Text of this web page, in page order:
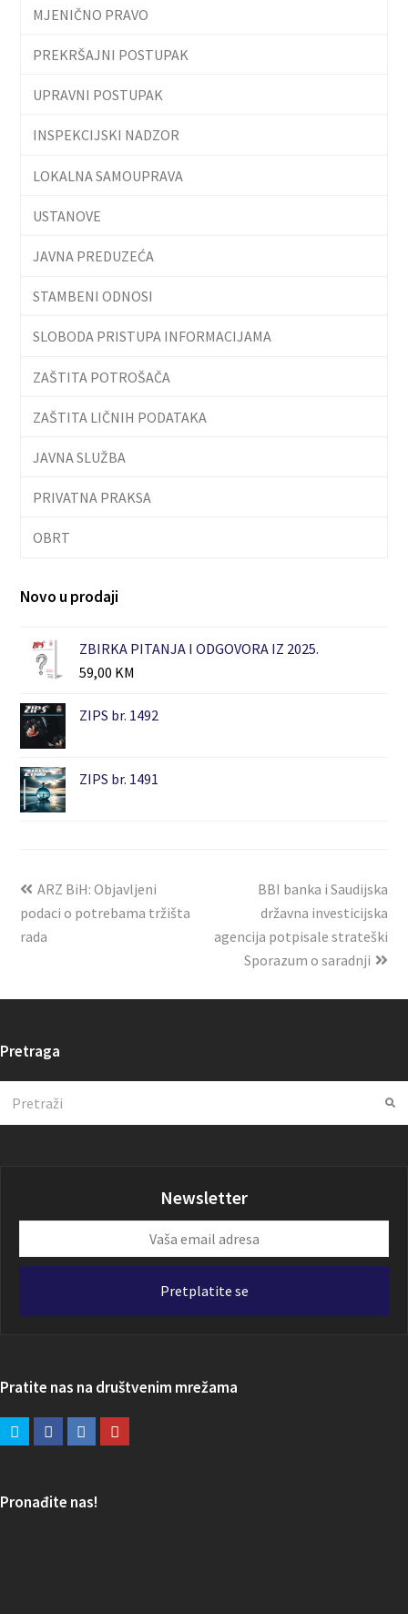
MJENIČNO PRAVO
PREKRŠAJNI POSTUPAK
UPRAVNI POSTUPAK
INSPEKCIJSKI NADZOR
LOKALNA SAMOUPRAVA
USTANOVE
JAVNA PREDUZEĆA
STAMBENI ODNOSI
SLOBODA PRISTUPA INFORMACIJAMA
ZAŠTITA POTROŠAČA
ZAŠTITA LIČNIH PODATAKA
JAVNA SLUŽBA
PRIVATNA PRAKSA
OBRT
Novo u prodaji
ZBIRKA PITANJA I ODGOVORA IZ 2025.
59,00 KM
ZIPS br. 1492
ZIPS br. 1491
ARZ BiH: Objavljeni
podaci o potrebama tržišta
rada
BBI banka i Saudijska
državna investicijska
agencija potpisale strateški
Sporazum o saradnji
Pretraga
Newsletter
email
Pretplatite se
Pratite nas na društvenim mrežama
Pronađite nas!